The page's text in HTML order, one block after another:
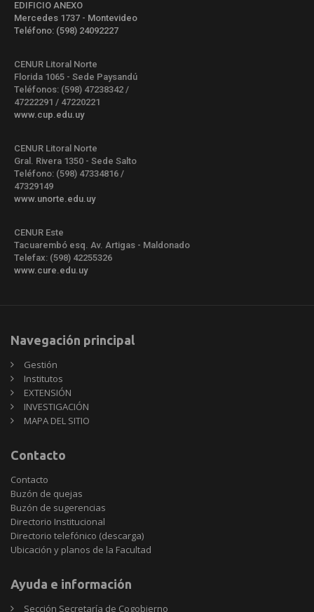
EDIFICIO ANEXO
Mercedes 1737 - Montevideo
Teléfono: (598) 24092227
CENUR Litoral Norte
Florida 1065 - Sede Paysandú
Teléfonos: (598) 47238342 /
47222291 / 47220221
www.cup.edu.uy
CENUR Litoral Norte
Gral. Rivera 1350 - Sede Salto
Teléfono: (598) 47334816 /
47329149
www.unorte.edu.uy
CENUR Este
Tacuarembó esq. Av. Artigas - Maldonado
Telefax: (598) 42255326
www.cure.edu.uy
Navegación principal
Gestión
Institutos
EXTENSIÓN
INVESTIGACIÓN
MAPA DEL SITIO
Contacto
Contacto
Buzón de quejas
Buzón de sugerencias
Directorio Institucional
Directorio telefónico (descarga)
Ubicación y planos de la Facultad
Ayuda e información
Sección Secretaría de Cogobierno